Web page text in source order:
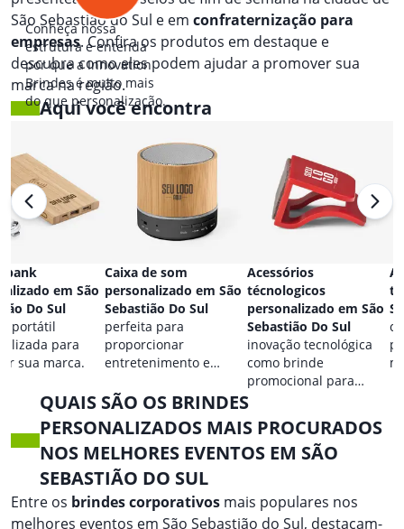
Conheça nossa
estrutura e entenda
por que a Innovation
Brindes é muito mais
do que personalização.
São Sebastião do Sul e em confraternização para
empresas. Confira os produtos em destaque e
descubra como eles podem ajudar a promover sua
marca na região.
Aqui você encontra
bank
em São
Do Sul
portátil
para
sua marca.
Caixa de som
personalizado em São
Sebastião Do Sul
perfeita para
proporcionar
entretenimento e
qualquer ocasião.
Acessórios
técnologicos
personalizado em São
Sebastião Do Sul
inovação tecnológica
como brinde
promocional para
eventos.
QUAIS SÃO OS BRINDES
PERSONALIZADOS MAIS PROCURADOS
NOS MELHORES EVENTOS EM SÃO
SEBASTIÃO DO SUL
Entre os brindes corporativos mais populares nos
melhores eventos em São Sebastião do Sul, destacam-